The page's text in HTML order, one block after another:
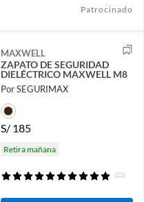
Patrocinado
MAXWELL
ZAPATO DE SEGURIDAD
DIELÉCTRICO MAXWELL M8
Por SEGURIMAX
S/ 185
Retira mañana
(21)